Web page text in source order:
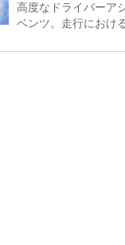
高度なドライバーア
ベンツ。走行におけ